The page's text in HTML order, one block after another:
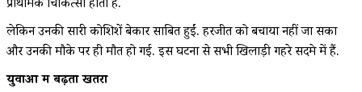
प्राथमिक चिकित्सा होती है.
लेकिन उनकी सारी कोशिशें बेकार साबित हुईं. हरजीत को बचाया नहीं जा सका
और उनकी मौके पर ही मौत हो गई. इस घटना से सभी खिलाड़ी गहरे सदमे में हैं.
युवाओं में बढ़ता खतरा